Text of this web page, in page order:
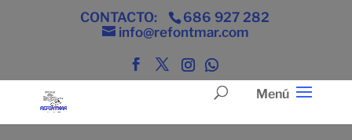
CONTACTO:
686 927 282
info@refontmar.com